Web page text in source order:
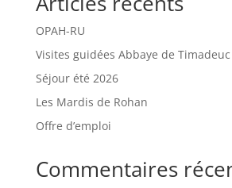
R
R
P
R
F
L
ACCUEIL
OPAH-RU
Visites guidées Abbaye de Timadeuc
Séjour été 2026
Les Mardis de Rohan
Offre d’emploi
Commentaires